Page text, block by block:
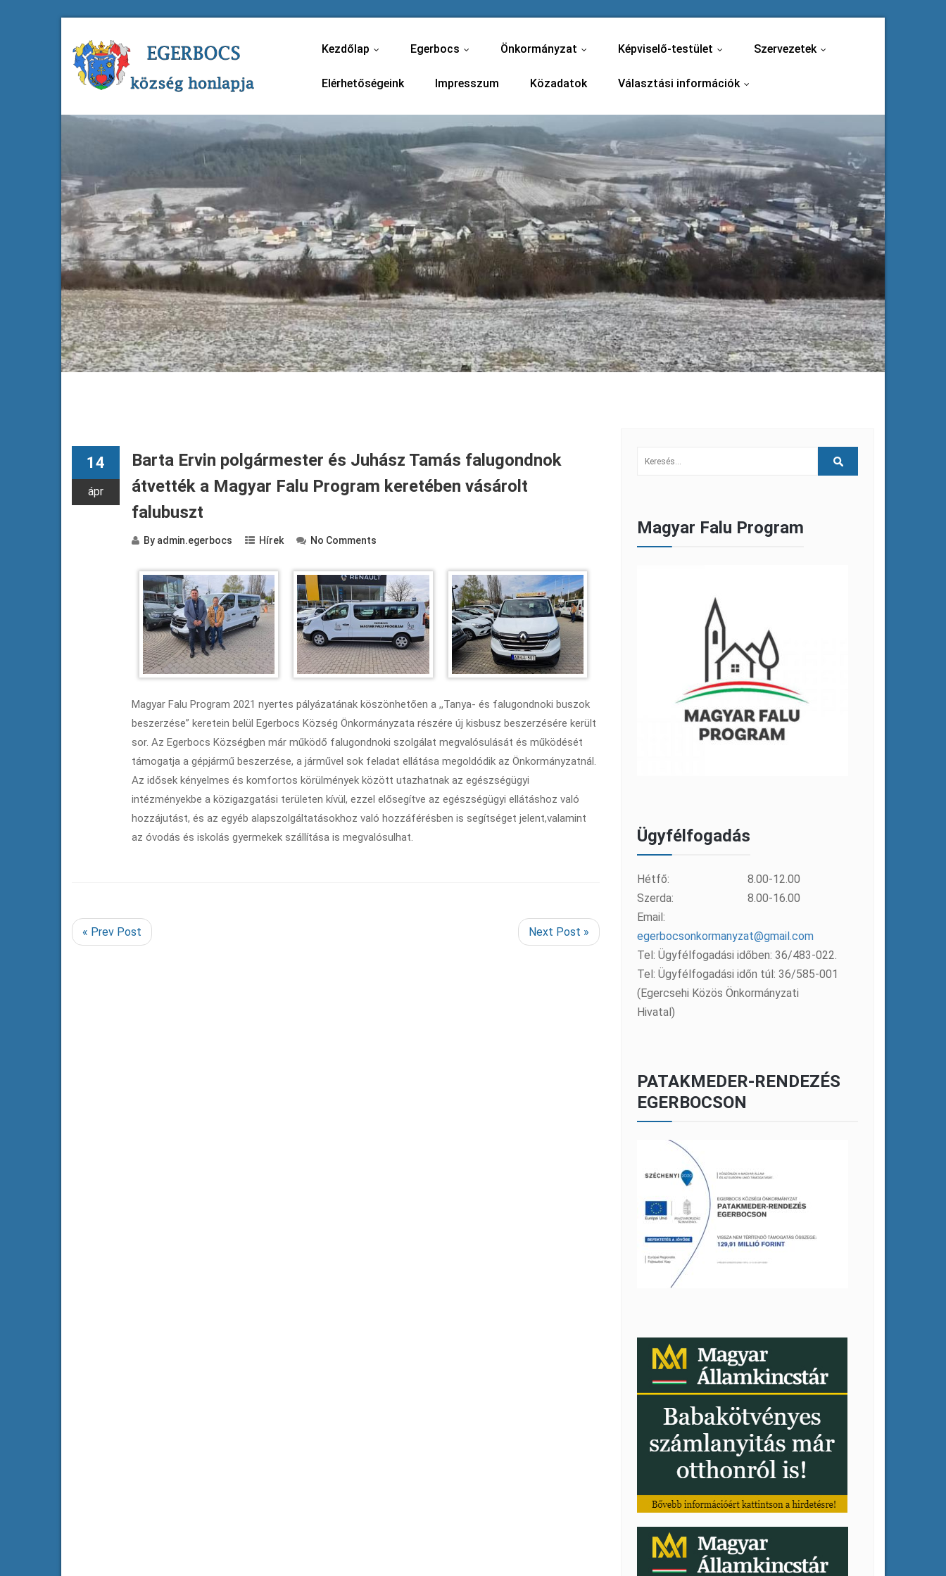
Kezdőlap Egerbocs Önkormányzat Képviselő-testület Szervezetek
Elérhetőségeink Impresszum Közadatok Választási információk
14
ápr
Barta Ervin polgármester és Juhász Tamás falugondnok
átvették a Magyar Falu Program keretében vásárolt
falubuszt
By admin.egerbocs Hírek No Comments
Magyar Falu Program 2021 nyertes pályázatának köszönhetően a ,,Tanya- és falugondnoki buszok
beszerzése” keretein belül Egerbocs Község Önkormányzata részére új kisbusz beszerzésére került
sor. Az Egerbocs Községben már működő falugondnoki szolgálat megvalósulását és működését
támogatja a gépjármű beszerzése, a járművel sok feladat ellátása megoldódik az Önkormányzatnál.
Az idősek kényelmes és komfortos körülmények között utazhatnak az egészségügyi
intézményekbe a közigazgatási területen kívül, ezzel elősegítve az egészségügyi ellátáshoz való
hozzájutást, és az egyéb alapszolgáltatásokhoz való hozzáférésben is segítséget jelent,valamint
az óvodás és iskolás gyermekek szállítása is megvalósulhat.
« Prev Post Next Post »
Magyar Falu Program
Ügyfélfogadás
Hétfő:
8.00-12.00
Szerda:
8.00-16.00
Email:
egerbocsonkormanyzat@gmail.com
Tel: Ügyfélfogadási időben: 36/483-022.
Tel: Ügyfélfogadási időn túl: 36/585-001
(Egercsehi Közös Önkormányzati
Hivatal)
PATAKMEDER-RENDEZÉS
EGERBOCSON